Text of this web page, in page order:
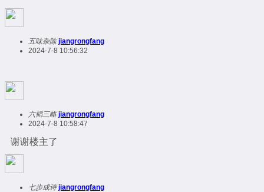
五味杂陈 jiangrongfang
2024-7-8 10:56:32
六韬三略 jiangrongfang
2024-7-8 10:58:47
谢谢楼主了
七步成诗 jiangrongfang